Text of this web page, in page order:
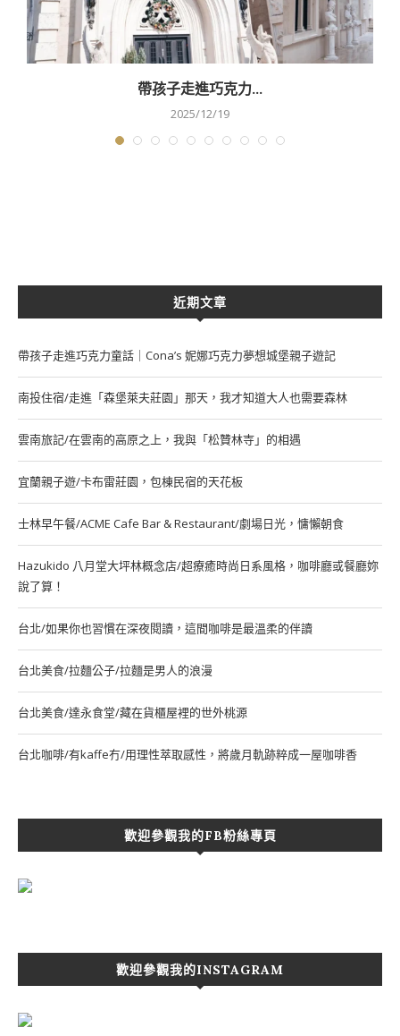
帶孩子走進巧克力...
2025/12/19
近期文章
帶孩子走進巧克力童話｜Cona’s 妮娜巧克力夢想城堡親子遊記
南投住宿/走進「森堡萊夫莊園」那天，我才知道大人也需要森林
雲南旅記/在雲南的高原之上，我與「松贊林寺」的相遇
宜蘭親子遊/卡布雷莊園，包棟民宿的天花板
士林早午餐/ACME Cafe Bar & Restaurant/劇場日光，慵懶朝食
Hazukido 八月堂大坪林概念店/超療癒時尚日系風格，咖啡廳或餐廳妳
說了算！
台北/如果你也習慣在深夜閱讀，這間咖啡是最溫柔的伴讀
台北美食/拉麵公子/拉麵是男人的浪漫
台北美食/達永食堂/藏在貨櫃屋裡的世外桃源
台北咖啡/有kaffe冇/用理性萃取感性，將歲月軌跡粹成一屋咖啡香
歡迎參觀我的FB粉絲專頁
歡迎參觀我的INSTAGRAM